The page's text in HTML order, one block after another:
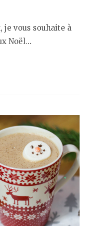
vous souhaite à
Noël…